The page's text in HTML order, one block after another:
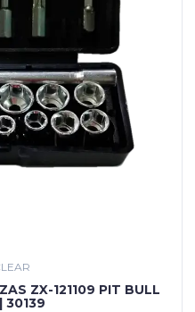
ZX-121109 PIT BULL
30139